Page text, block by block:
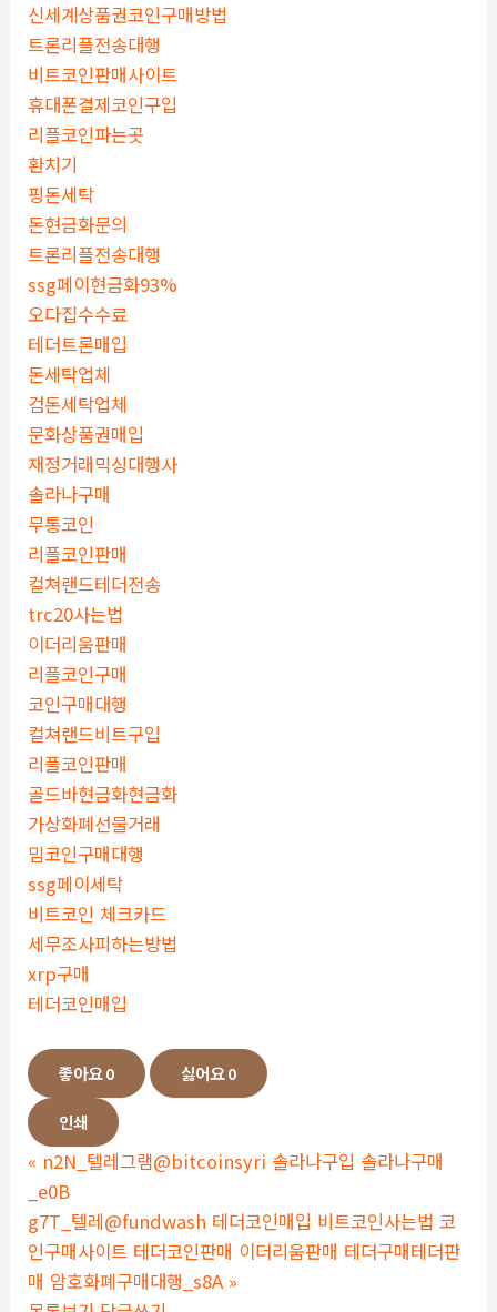
신세계상품권코인구매방법
트론리플전송대행
비트코인판매사이트
휴대폰결제코인구입
리플코인파는곳
환치기
핑돈세탁
돈현금화문의
트론리플전송대행
ssg페이현금화93%
오다집수수료
테더트론매입
돈세탁업체
검돈세탁업체
문화상품권매입
재정거래믹싱대행사
솔라나구매
무통코인
리플코인판매
컬쳐랜드테더전송
trc20사는법
이더리움판매
리플코인구매
코인구매대행
컬쳐랜드비트구입
리플코인판매
골드바현금화현금화
가상화폐선물거래
밈코인구매대행
ssg페이세탁
비트코인 체크카드
세무조사피하는방법
xrp구매
테더코인매입
좋아요0 싫어요0
인쇄
« n2N_텔레그램@bitcoinsyri 솔라나구입 솔라나구매
_e0B
g7T_텔레@fundwash 테더코인매입 비트코인사는법 코
인구매사이트 테더코인판매 이더리움판매 테더구매테더판
매 암호화폐구매대행_s8A »